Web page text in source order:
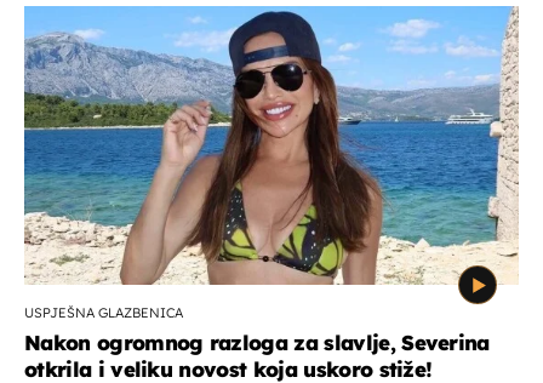
USPJEŠNA GLAZBENICA
Nakon ogromnog razloga za slavlje, Severina
otkrila i veliku novost koja uskoro stiže!